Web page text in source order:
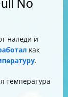
No
наледи и
как
.
температура